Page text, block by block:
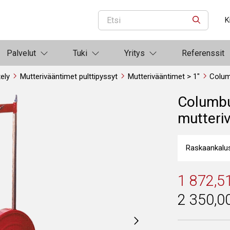
ETSI
Palvelut Tuki Yritys Referenssit
Mutterivääntimet pulttipyssyt Mutterivääntimet > 1"
1 872,51
2